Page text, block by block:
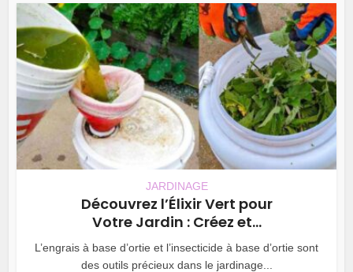
JARDINAGE
Découvrez l’Élixir Vert pour
Votre Jardin : Créez et...
L’engrais à base d’ortie et l’insecticide à base d’ortie sont
des outils précieux dans le jardinage...